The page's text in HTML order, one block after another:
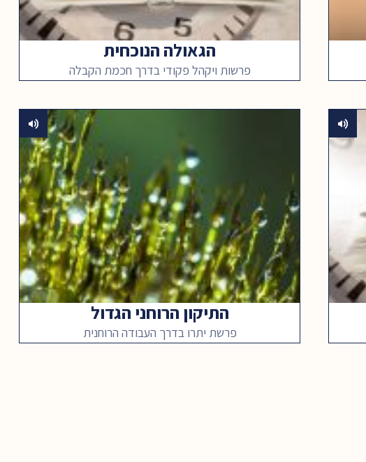
הגאולה הנוכחית
פרשות ויקהל פקודי בדרך חכמת הקבלה
התיקון הרוחני הגדול
פרשת יתרו בדרך העבודה הרוחנית